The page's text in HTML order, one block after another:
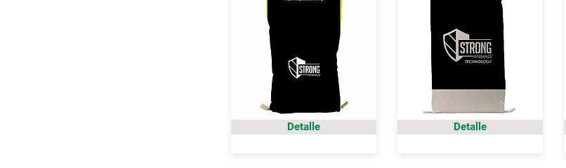
Detalle Detalle